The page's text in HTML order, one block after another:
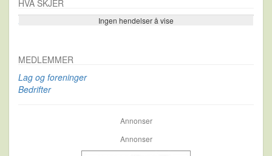
HVA SKJER
Ingen hendelser å vise
Se flere…
MEDLEMMER
Lag og foreninger
Bedrifter
Annonser
Annonser